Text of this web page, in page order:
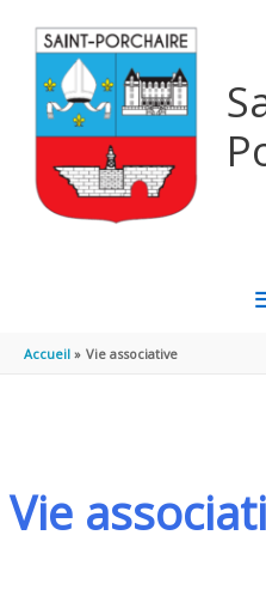
Accueil Vie associative
Vie